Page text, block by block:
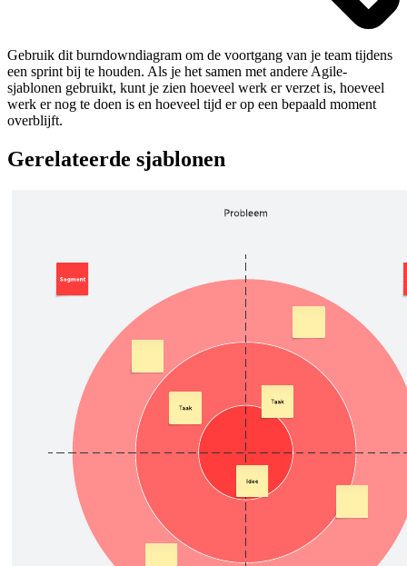
Gebruik dit burndowndiagram om de voortgang van je team tijdens
een sprint bij te houden. Als je het samen met andere Agile-
sjablonen gebruikt, kunt je zien hoeveel werk er verzet is, hoeveel
werk er nog te doen is en hoeveel tijd er op een bepaald moment
overblijft.
Gerelateerde sjablonen